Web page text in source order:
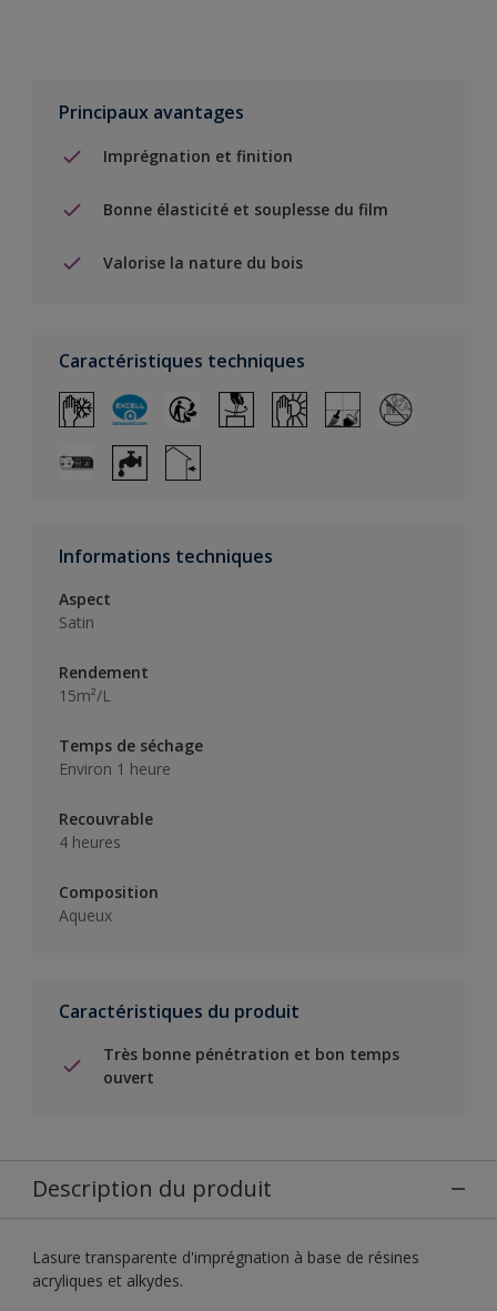
Principaux avantages
Imprégnation et finition
Bonne élasticité et souplesse du film
Valorise la nature du bois
Caractéristiques techniques
Informations techniques
Aspect
Satin
Rendement
15m²/L
Temps de séchage
Environ 1 heure
Recouvrable
4 heures
Composition
Aqueux
Caractéristiques du produit
Très bonne pénétration et bon temps
ouvert
Description du produit
Lasure transparente d'imprégnation à base de résines
acryliques et alkydes.